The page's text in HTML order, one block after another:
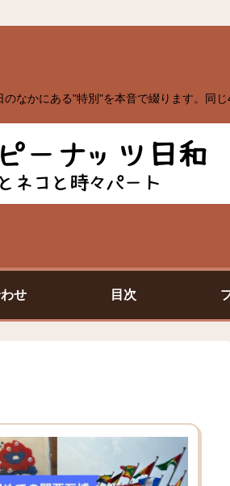
なかにある"特別"を本音で綴ります。同
せ 目次